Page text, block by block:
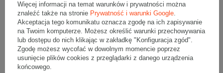
Numer FEFCO F0201
Składanie Ręczne
Więcej informacji na temat warunków i prywatności można
znaleźć także na stronie Prywatność i warunki Google.
Akceptacja tego komunikatu oznacza zgodę na ich zapisywanie
na Twoim komputerze. Możesz określić warunki przechowywania
lub dostępu do nich klikając w zakładkę "Konfiguracja zgód".
Zgodę możesz wycofać w dowolnym momencie poprzez
usunięcie plików cookies z przeglądarki z danego urządzenia
końcowego.